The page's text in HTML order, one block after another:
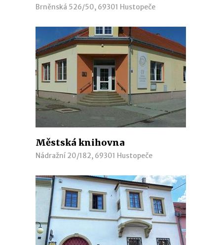
Brněnská 526/50, 69301 Hustopeče
Městská knihovna
Nádražní 20/182, 69301 Hustopeče